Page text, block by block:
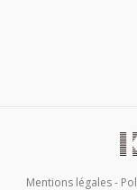
Mentions légales-